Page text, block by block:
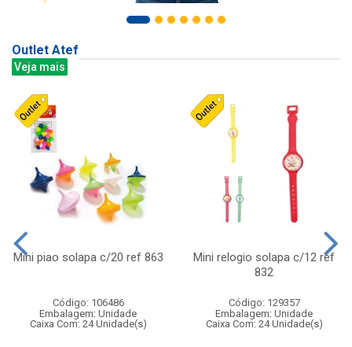
Outlet Atef
Veja mais
Mini piao solapa c/20 ref 863
Código: 106486
Embalagem: Unidade
Caixa Com: 24 Unidade(s)
Mini relogio solapa c/12 ref
832
Código: 129357
Embalagem: Unidade
Caixa Com: 24 Unidade(s)